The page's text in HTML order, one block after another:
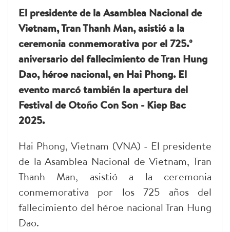
El presidente de la Asamblea Nacional de
Vietnam, Tran Thanh Man, asistió a la
ceremonia conmemorativa por el 725.º
aniversario del fallecimiento de Tran Hung
Dao, héroe nacional, en Hai Phong. El
evento marcó también la apertura del
Festival de Otoño Con Son - Kiep Bac
2025.
Hai Phong, Vietnam (VNA) - El presidente
de la Asamblea Nacional de Vietnam, Tran
Thanh Man, asistió a la ceremonia
conmemorativa por los 725 años del
fallecimiento del héroe nacional Tran Hung
Dao.